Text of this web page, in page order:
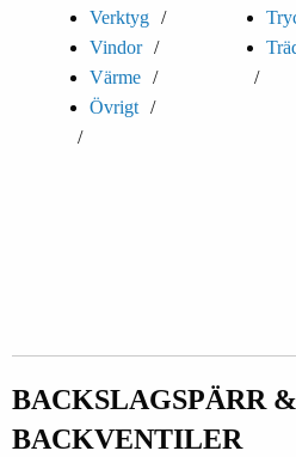
Verktyg
Vindor
Värme
Övrigt
BACKSLAGSPÄRR &
BACKVENTILER